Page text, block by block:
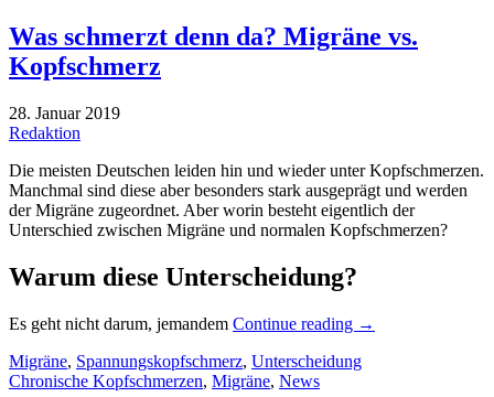
Was schmerzt denn da? Migräne vs.
Kopfschmerz
28. Januar 2019
Redaktion
Die meisten Deutschen leiden hin und wieder unter Kopfschmerzen.
Manchmal sind diese aber besonders stark ausgeprägt und werden
der Migräne zugeordnet. Aber worin besteht eigentlich der
Unterschied zwischen Migräne und normalen Kopfschmerzen?
Warum diese Unterscheidung?
Es geht nicht darum, jemandem Continue reading →
Migräne, Spannungskopfschmerz, Unterscheidung
Chronische Kopfschmerzen, Migräne, News